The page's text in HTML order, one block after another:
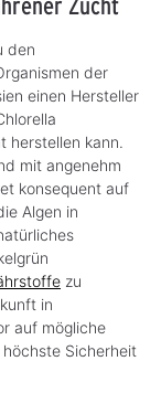
den
der
einen Hersteller
herstellen kann.
mit angenehm
konsequent auf
Algen in
zu
in
auf mögliche
Sicherheit